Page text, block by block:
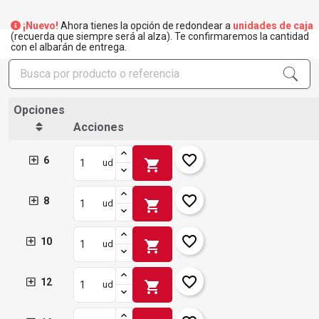
Añadir a la lista de deseos
Crear nueva lista
Crear lista de deseos
Nombre de la lista de deseos
Crear lista de deseos
Iniciar sesión
Debe iniciar sesión para guardar productos en su lista de
deseos.
Cancelar
¡Nuevo! Ahora tienes la opción de redondear a unidades de caja
(recuerda que siempre será al alza). Te confirmaremos la cantidad
con el albarán de entrega.
Opciones
Acciones
6 ud shopping_cart favorite_border
8 ud shopping_cart favorite_border
10 ud shopping_cart favorite_border
12 ud shopping_cart favorite_border